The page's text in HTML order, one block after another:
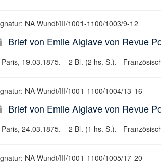
NA Wundt/III/1001-1100/1003/9-12
Brief von Emile Alglave von Revue
Paris, 19.03.1875. – 2 Bl. (2 hs. S.). -
NA Wundt/III/1001-1100/1004/13-16
Brief von Emile Alglave von Revue
Paris, 24.03.1875. – 2 Bl. (1 hs. S.). -
NA Wundt/III/1001-1100/1005/17-20